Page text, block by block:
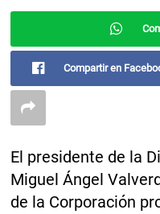
Compartir en
El presidente de la
Miguel Ángel
de la Corporación